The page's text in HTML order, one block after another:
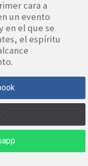
cara a
un evento
en el que se
el espíritu